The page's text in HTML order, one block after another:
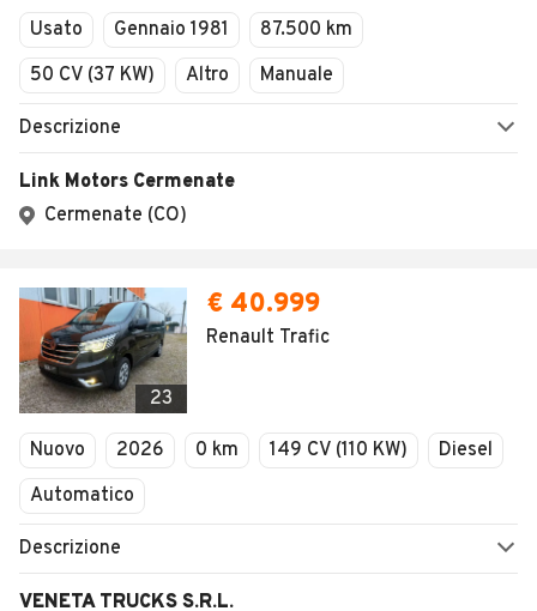
Usato Gennaio 1981
87.500 km
50 CV (37 KW)
Altro Manuale
Descrizione
Link Motors Cermenate
Cermenate (CO)
23
€ 40.999
Renault Trafic
Nuovo 2026 0 km 149 CV (110 KW)
Diesel
Automatico
Descrizione
VENETA TRUCKS S.R.L.